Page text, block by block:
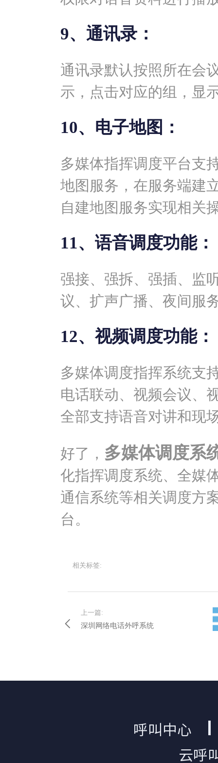
9、通讯录：
通讯录默认按照所在会
示，点击对应的组，显
10、电子地图：
多媒体指挥调度平台支
地图服务，在服务端建
自建地图服务实现相关
11、语音调度功能：
强接、强拆、强插、监
议、扩声广播、夜间服
12、视频调度功能：
多媒体调度指挥系统支
电话联动、视频会议、
全部支持语音对讲和现
好了， 多媒体调度系
化指挥调度系统、全媒
通信系统等相关调度方
台。
相关标签:
上一篇:
深圳网络电话外呼系统
呼叫中心
云呼